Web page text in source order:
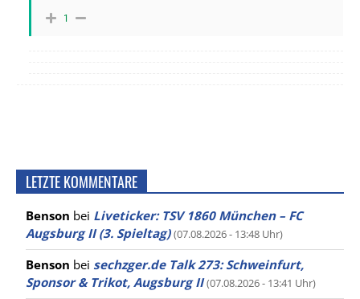
1
LETZTE KOMMENTARE
Benson bei Liveticker: TSV 1860 München – FC
Augsburg II (3. Spieltag) (07.08.2026 - 13:48 Uhr)
Benson bei sechzger.de Talk 273: Schweinfurt,
Sponsor & Trikot, Augsburg II (07.08.2026 - 13:41 Uhr)